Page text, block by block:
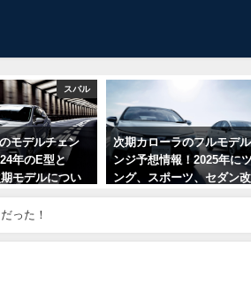
スバル
モデルチェン
年のE型と
モデルについ
次期カローラのフルモデ
ンジ予想情報！2025年に
ング、スポーツ、セダン
った！